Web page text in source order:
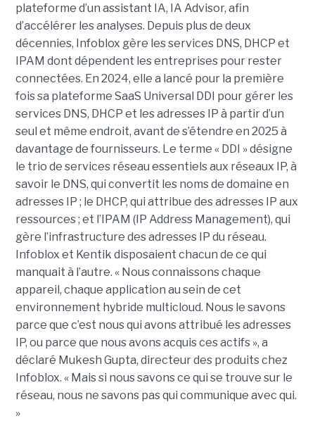
plateforme d’un assistant IA, IA Advisor, afin
d’accélérer les analyses. Depuis plus de deux
décennies, Infoblox gère les services DNS, DHCP et
IPAM dont dépendent les entreprises pour rester
connectées. En 2024, elle a lancé pour la première
fois sa plateforme SaaS Universal DDI pour gérer les
services DNS, DHCP et les adresses IP à partir d’un
seul et même endroit, avant de s’étendre en 2025 à
davantage de fournisseurs. Le terme « DDI » désigne
le trio de services réseau essentiels aux réseaux IP, à
savoir le DNS, qui convertit les noms de domaine en
adresses IP ; le DHCP, qui attribue des adresses IP aux
ressources ; et l’IPAM (IP Address Management), qui
gère l’infrastructure des adresses IP du réseau.
Infoblox et Kentik disposaient chacun de ce qui
manquait à l’autre. « Nous connaissons chaque
appareil, chaque application au sein de cet
environnement hybride multicloud. Nous le savons
parce que c’est nous qui avons attribué les adresses
IP, ou parce que nous avons acquis ces actifs », a
déclaré Mukesh Gupta, directeur des produits chez
Infoblox. « Mais si nous savons ce qui se trouve sur le
réseau, nous ne savons pas qui communique avec qui.
»